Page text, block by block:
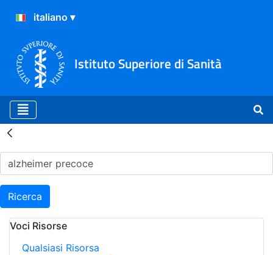
Istituto Superiore di Sanità
Risultati della Ricerca -
Ricerca
Voci Risorse
Qualsiasi Risorsa